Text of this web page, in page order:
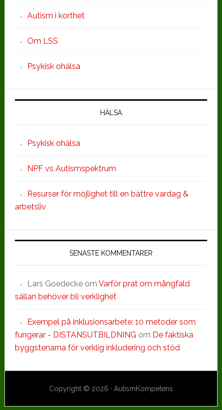
Autism i korthet
Om LSS
Psykisk ohälsa
HÄLSA
Psykisk ohälsa
NPF vs Autismspektrum
Resurser för möjlighet till en bättre vardag &
arbetsliv
SENASTE KOMMENTARER
Lars Goedeckeom Varför prat om mångfald
sällan behöver bli verklighet
Exempel på inklusionsarbete: 10 metoder som
fungerar - DISTANSUTBILDNING om De faktiska
byggstenarna för verklig inkludering och stöd
Copyright © 2026 · AutismKompetens